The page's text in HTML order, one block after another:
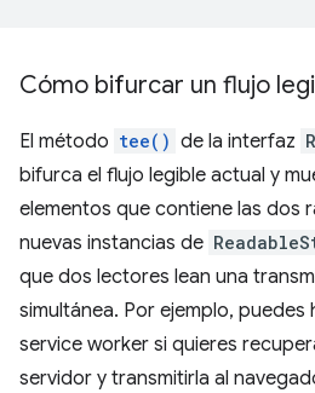
Cómo bifurcar un flujo
El método tee() de la interfaz
bifurca el flujo legible actual y
elementos que contiene las dos
nuevas instancias de
que dos lectores lean una
simultánea. Por ejemplo, puedes
service worker si quieres
servidor y transmitirla al